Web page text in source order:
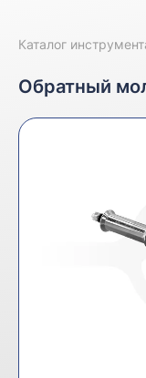
Каталог
Обратный